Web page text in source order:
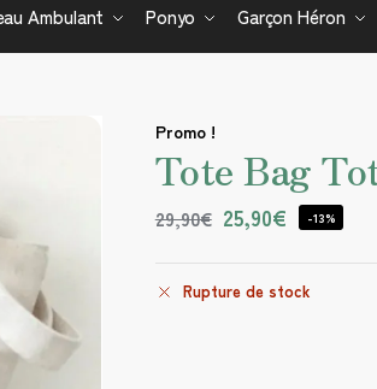
Ambulant Ponyo Garçon Héron
Promo !
Tote Bag
29,90€ 25,90€ -13%
Rupture de stock